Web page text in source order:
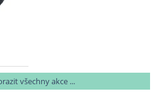
všechny akce ...